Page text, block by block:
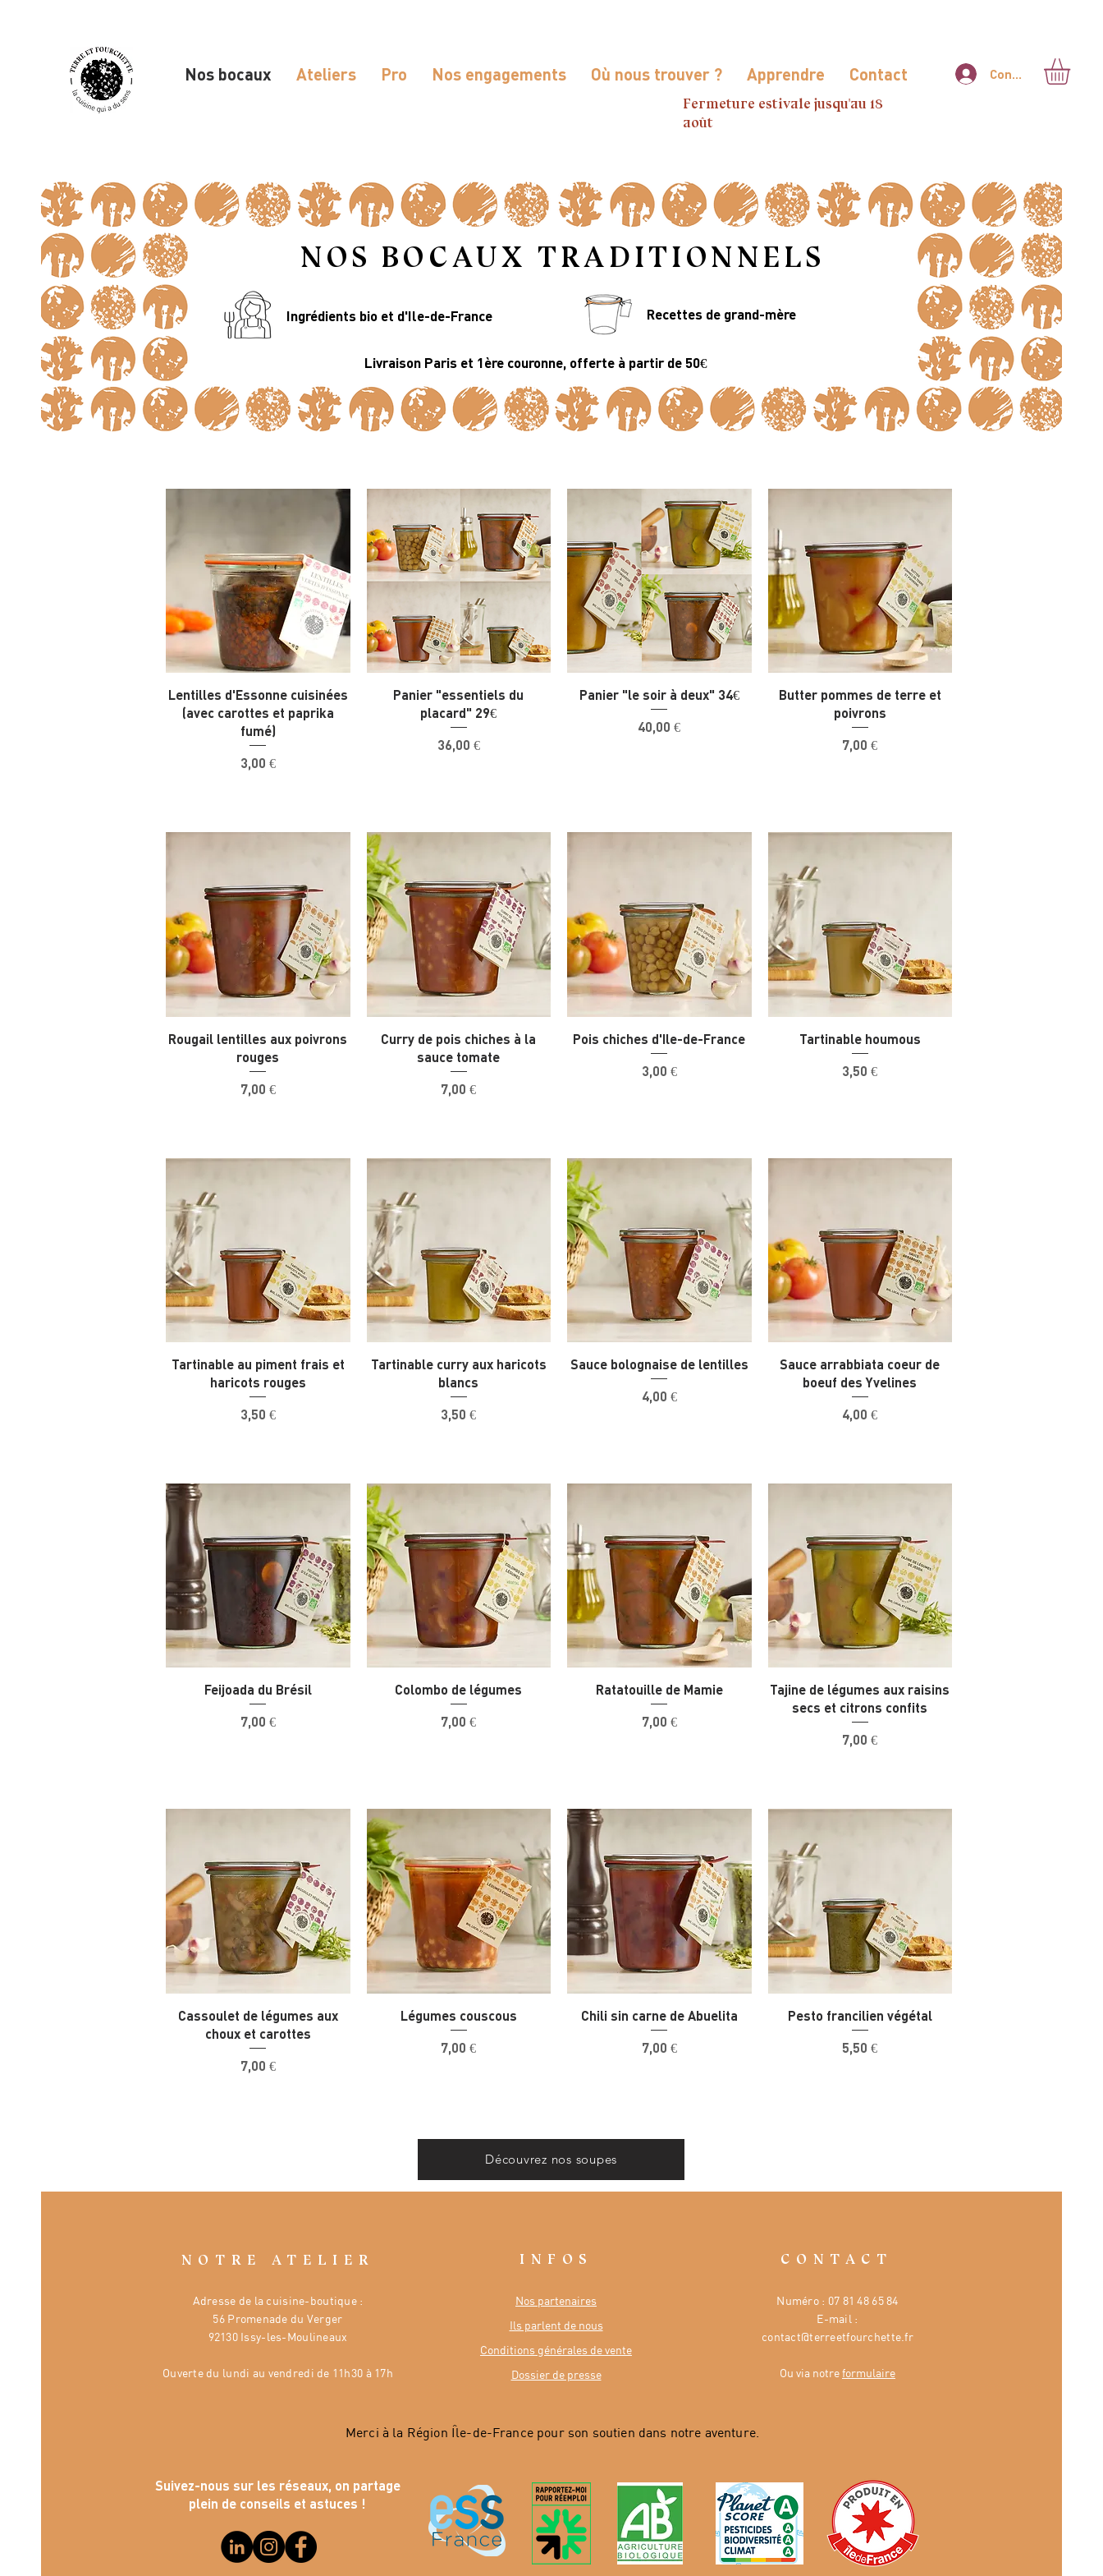
Nos bocaux Ateliers Pro Nos engagements Où nous trouver ? Apprendre Contact
Fermeture estivale jusqu'au 18
août
Connexion
NOS BOCAUX TRADITIONNELS
Ingrédients bio et d'Ile-de-France Recettes de grand-mère
Livraison Paris et 1ère couronne, offerte à partir de 50€
Lentilles d'Essonne cuisinées
(avec carottes et paprika
fumé)
Prix
3,00 €
Panier "essentiels du
placard" 29€
Prix
36,00 €
Panier "le soir à deux" 34€
Prix
40,00 €
Butter pommes de terre et
poivrons
Prix
7,00 €
Rougail lentilles aux poivrons
rouges
Prix
7,00 €
Curry de pois chiches à la
sauce tomate
Prix
7,00 €
Pois chiches d'Ile-de-France
Prix
3,00 €
Tartinable houmous
Prix
3,50 €
Tartinable au piment frais et
haricots rouges
Prix
3,50 €
Tartinable curry aux haricots
blancs
Prix
3,50 €
Sauce bolognaise de lentilles
Prix
4,00 €
Sauce arrabbiata coeur de
boeuf des Yvelines
Prix
4,00 €
Feijoada du Brésil
Prix
7,00 €
Colombo de légumes
Prix
7,00 €
Ratatouille de Mamie
Prix
7,00 €
Tajine de légumes aux raisins
secs et citrons confits
Prix
7,00 €
Cassoulet de légumes aux
choux et carottes
Prix
7,00 €
Légumes couscous
Prix
7,00 €
Chili sin carne de Abuelita
Prix
7,00 €
Pesto francilien végétal
Prix
5,50 €
Découvrez nos soupes
NOTRE ATELIER
Adresse de la cuisine-boutique :
56 Promenade du Verger
92130 Issy-les-Moulineaux
Ouverte du lundi au vendredi de 11h30 à 17h
INFOS
Nos partenaires
Ils parlent de nous
Conditions générales de vente
Dossier de presse
CONTACT
Numéro : 07 81 48 65 84
E-mail :
contact@terreetfourchette.fr
Ou via notreformulaire
Merci à la Région Île-de-France pour son soutien dans notre aventure.
Suivez-nous sur les réseaux, on partage
plein de conseils et astuces !